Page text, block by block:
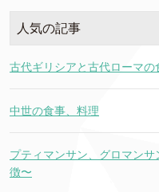
人気の記事
古代ギリシアと古代ローマの
中世の食事、料理
プティマンサン、グロマン
徴〜